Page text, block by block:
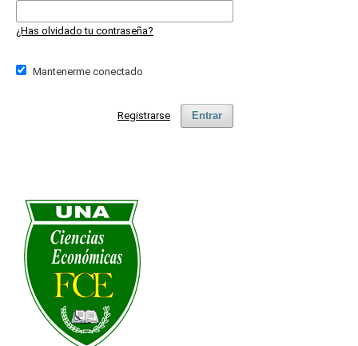
¿Has olvidado tu contraseña?
Mantenerme conectado
Entrar
Registrarse